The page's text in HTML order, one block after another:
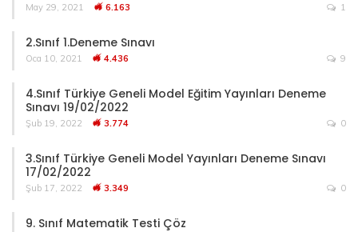
May 29, 2021 6.163 1
2.Sınıf 1.Deneme Sınavı
Oca 10, 2021 4.436 9
4.Sınıf Türkiye Geneli Model Eğitim Yayınları Deneme
Sınavı 19/02/2022
Şub 19, 2022 3.774 0
3.Sınıf Türkiye Geneli Model Yayınları Deneme Sınavı
17/02/2022
Şub 17, 2022 3.349 0
9. Sınıf Matematik Testi Çöz